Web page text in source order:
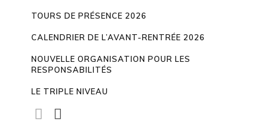
TOURS DE PRÉSENCE 2026
CALENDRIER DE L’AVANT-RENTRÉE 2026
NOUVELLE ORGANISATION POUR LES
RESPONSABILITÉS
LE TRIPLE NIVEAU